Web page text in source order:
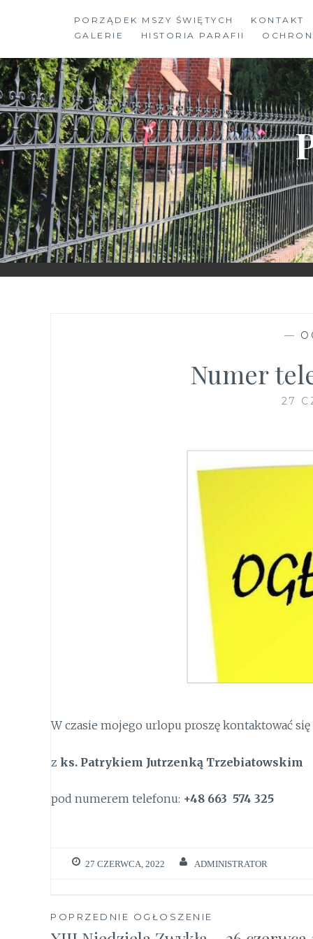
PORZĄDEK MSZY ŚWIĘTYCH KONTAKT
GALERIE
HISTORIA PARAFII
—
Numer
27
W czasie mojego urlopu proszę kontaktować się
z ks. Patrykiem Jutrzenką Trzebiatowskim
pod numerem telefonu: +48 663 574 325
27 CZERWCA, 2022 ADMINISTRATOR
Nawigacja
POPRZEDNIE OGŁOSZENIE